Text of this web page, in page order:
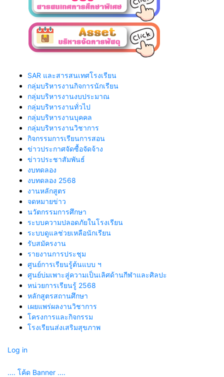
SAR และสารสนเทศโรงเรียน
กลุ่มบริหารงานกิจการนักเรียน
กลุ่มบริหารงานงบประมาณ
กลุ่มบริหารงานทั่วไป
กลุ่มบริหารงานบุคคล
กลุ่มบริหารงานวิชาการ
กิจกรรมการเรียนการสอน
ข่าวประกาศจัดซื้อจัดจ้าง
ข่าวประชาสัมพันธ์
งบทดลอง
งบทดลอง 2568
งานหลักสูตร
จดหมายข่าว
นวัตกรรมการศึกษา
ระบบความปลอดภัยในโรงเรียน
ระบบดูแลช่วยเหลือนักเรียน
รับสมัครงาน
รายงานการประชุม
ศูนย์การเรียนรู้ต้นแบบ ฯ
ศูนย์บ่มเพาะสู่ความเป็นเลิศด้านกีฬาและศิลปะ
หน่วยการเรียนรู้ 2568
หลักสูตรสถานศึกษา
เผยแพร่ผลงานวิชาการ
โครงการและกิจกรรม
โรงเรียนส่งเสริมสุขภาพ
Log in
.... โค้ด Banner ....